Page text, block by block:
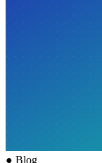
● Blog